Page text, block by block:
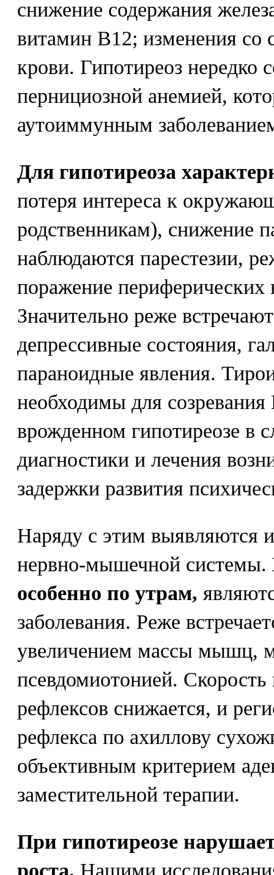
снижение содержания
витамин В12; изменения со
крови. Гипотиреоз нередко
пернициозной анемией,
аутоиммунным
Для гипотиреоза
потеря интереса к
родственникам), снижение
наблюдаются парестезии,
поражение периферических
Значительно реже
депрессивные состояния,
параноидные явления.
необходимы для
врожденном гипотиреозе в
диагностики и лечения
задержки развития
Наряду с этим выявляются
нервно-мышечной системы.
особенно по утрам,
заболевания. Реже
увеличением массы мышц,
псевдомиотонией. Скорость
рефлексов снижается, и
рефлекса по ахиллову
объективным критерием
заместительной терапии.
При гипотиреозе
роста. Нашими